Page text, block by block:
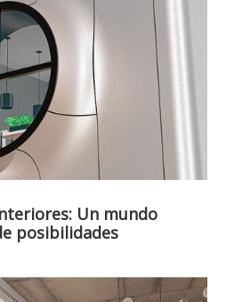
Un mundo
posibilidades